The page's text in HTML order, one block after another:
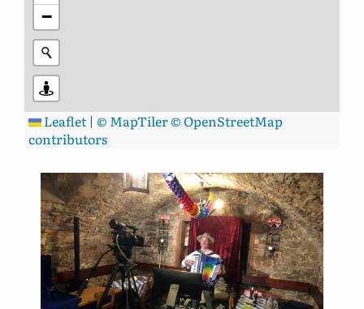
−
Leaflet | © MapTiler© OpenStreetMap
contributors